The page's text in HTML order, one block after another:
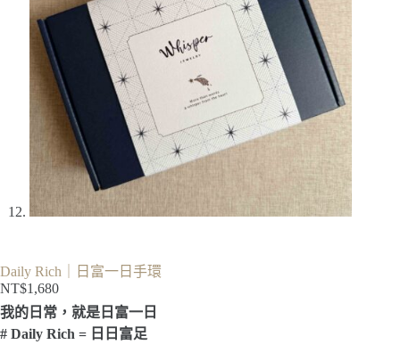
Daily Rich｜日富一日手環
NT$1,680
我的日常，就是日富一日
# Daily Rich = 日日富足